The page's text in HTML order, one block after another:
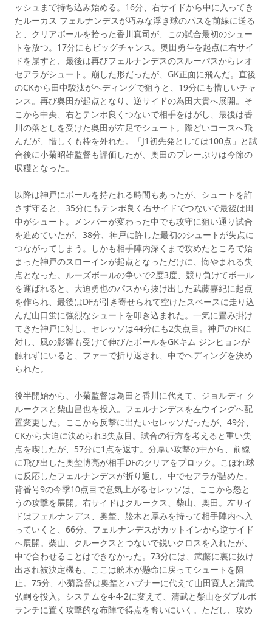
ッシュまで持ち込み始める。16分、右サイドから中に入ってき
たルーカス フェルナンデスが巧みな浮き球のパスを前線に送る
と、クリアボールを拾った香川真司が、この試合最初のシュー
トを放つ。17分にもビッグチャンス。奥田勇斗を起点に右サイ
ドを崩すと、最後は再びフェルナンデスのスルーパスからレオ
セアラがシュート。崩した形だったが、GK正面に飛んだ。直後
のCKから田中駿汰がヘディングで狙うと、19分にも惜しいチャ
ンス。再び奥田が起点となり、逆サイドの為田大貴へ展開。そ
こから中央、右とテンポ良くつないで相手をはがし、最後は香
川の落としを受けた奥田が左足でシュート。際どいコースへ飛
んだが、惜しくも枠を外れた。「J1初先発としては100点」と試
合後に小菊昭雄監督も評価したが、奥田のプレーぶりは今節の
収穫となった。
以降は神戸にボールを持たれる時間もあったが、シュートを許
さず守ると、35分にもテンポ良く右サイドでつないで最後は田
中がシュート。メンバーが変わった中でも攻守に狙い通り試合
を進めていたが、38分、神戸に許した最初のシュートが失点に
つながってしまう。しかも相手陣内深くまで攻めたところで始
まった神戸のスローインが起点となっただけに、悔やまれる失
点となった。ルーズボールの争いで2度3度、競り負けてボール
を運ばれると、大迫勇也のパスから抜け出した武藤嘉紀に起点
を作られ、最後はDFが引き寄せられて空けたスペースに走り込
んだ山口蛍に強烈なシュートを叩き込まれた。一気に畳み掛け
てきた神戸に対し、セレッソは44分にも2失点目。神戸のFKに
対し、風の影響も受けて伸びたボールをGKキム ジンヒョンが
触れずにいると、ファーで折り返され、中でヘディングを決め
られた。
後半開始から、小菊監督は為田と香川に代えて、ジョルディ ク
ルークスと柴山昌也を投入。フェルナンデスを左ウイングへ配
置変更した。ここから反撃に出たいセレッソだったが、49分、
CKから大迫に決められ3失点目。試合の行方を考えると重い失
点を喫したが、57分に1点を返す。分厚い攻撃の中から、前線
に飛び出した奥埜博亮が相手DFのクリアをブロック。こぼれ球
に反応したフェルナンデスが折り返し、中でセアラが詰めた。
背番号9の今季10点目で意気上がるセレッソは、ここから怒と
うの攻撃を展開。右サイドはクルークス、柴山、奥田。左サイ
ドはフェルナンデス、奥埜、舩木と厚みを持って相手陣内へ入
っていくと、66分、フェルナンデスがカットインから逆サイド
へ展開。柴山、クルークスとつないで鋭いクロスを入れたが、
中で合わせることはできなかった。73分には、武藤に裏に抜け
出され被決定機も、ここは舩木が懸命に戻ってシュートを阻
止。75分、小菊監督は奥埜とハブナーに代えて山田寛人と清武
弘嗣を投入。システムを4-4-2に変えて、清武と柴山をダブルボ
ランチに置く攻撃的な布陣で得点を奪いにいく。ただし、攻め